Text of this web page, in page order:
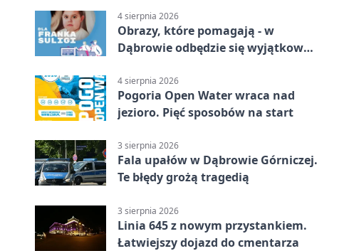
4 sierpnia 2026
Obrazy, które pomagają - w
Dąbrowie odbędzie się wyjątkowa
4 sierpnia 2026
Pogoria Open Water wraca nad
jezioro. Pięć sposobów na start
3 sierpnia 2026
Fala upałów w Dąbrowie Górniczej.
Te błędy grożą tragedią
3 sierpnia 2026
Linia 645 z nowym przystankiem.
Łatwiejszy dojazd do cmentarza